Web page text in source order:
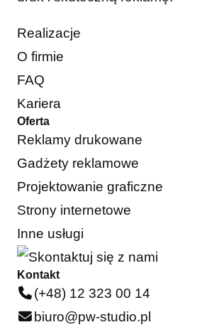
Realizacje
O firmie
FAQ
Kariera
Oferta
Reklamy drukowane
Gadżety reklamowe
Projektowanie graficzne
Strony internetowe
Inne usługi
Kontakt
(+48) 12 323 00 14
biuro@pw-studio.pl